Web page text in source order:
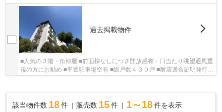
過去掲載物件
■人気の３階・角部屋 ■前面棟なしにつき開放感有・日当たり眺望通風重
視の方にお勧め ■平置駐車場空有 ■総戸数４３０戸 ■耐震適合証明発行実
該当物件数 18件 販売数 15 件 1～18 件を表示